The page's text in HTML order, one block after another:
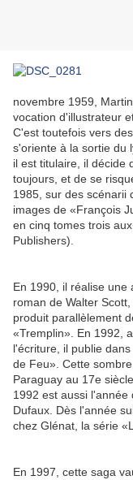
novembre 1959,
vocation d'illustrateur
C'est toutefois vers
s'oriente à la sortie du
il est titulaire, il décide
toujours, et de se
1985, sur des scénarii
images de «François
en cinq tomes trois
Publishers).
En 1990, il réalise une
roman de Walter
produit parallèlement
«Tremplin». En 1992,
l'écriture, il publie
de Feu». Cette
Paraguay au 17e
1992 est aussi
Dufaux. Dès l'année
chez Glénat, la série
En 1997, cette saga